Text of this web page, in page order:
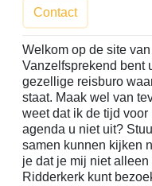
Contact
Welkom op de site
Vanzelfsprekend bent
gezellige reisburo
staat. Maak wel van
weet dat ik de tijd
agenda u niet uit?
samen kunnen kijken
je dat je mij niet
Ridderkerk kunt